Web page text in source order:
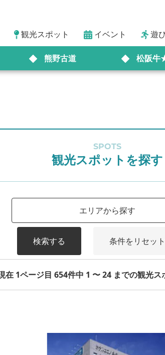
観光スポット イベント 遊
熊野古道 松阪牛
SPOTS
観光スポットを探す
エリアから探す
検索する 条件をリセッ
在 1ページ目 654件中 1 〜 24 までの観光ス